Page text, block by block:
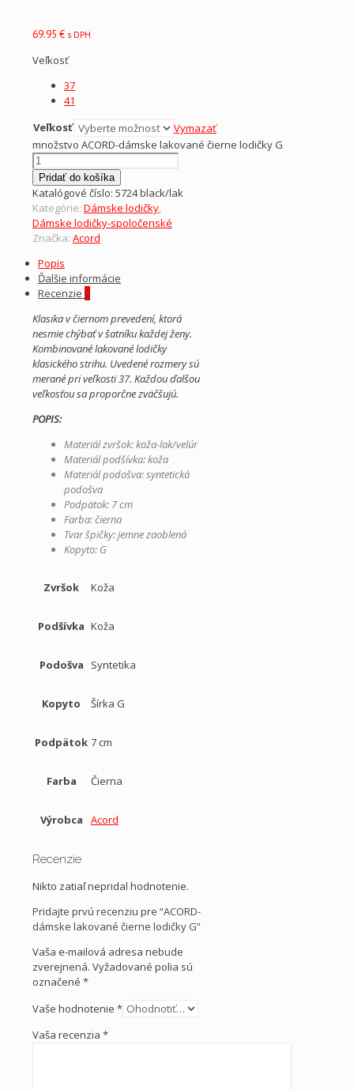
69.95 € s DPH
Veľkosť
37
41
Veľkosť
Vymazať
množstvo ACORD-dámske lakované čierne lodičky G
Pridať do košíka
Katalógové číslo: 5724 black/lak
Kategórie: Dámske lodičky,
Dámske lodičky-spoločenské
Značka: Acord
Popis
Ďalšie informácie
Recenzie 0
Klasika v čiernom prevedení, ktorá
nesmie chýbať v šatníku každej ženy.
Kombinované lakované lodičky
klasického strihu. Uvedené rozmery sú
merané pri veľkosti 37. Každou ďalšou
veľkosťou sa proporčne zväčšujú.
POPIS:
Materiál zvršok: koža-lak/velúr
Materiál podšívka: koža
Materiál podošva: syntetická
podošva
Podpätok: 7 cm
Farba: čierna
Tvar špičky: jemne zaoblená
Kopyto: G
Zvršok Koža
Podšívka Koža
Podošva Syntetika
Kopyto Šírka G
Podpätok 7 cm
Farba Čierna
Výrobca Acord
Recenzie
Nikto zatiaľ nepridal hodnotenie.
Pridajte prvú recenziu pre “ACORD-
dámske lakované čierne lodičky G”
Vaša e-mailová adresa nebude
zverejnená. Vyžadované polia sú
označené *
Vaše hodnotenie *
Vaša recenzia *